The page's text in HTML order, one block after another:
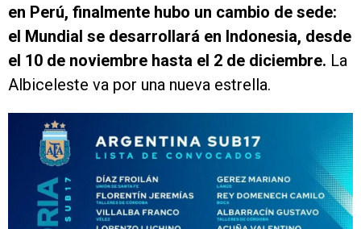
en Perú, finalmente hubo un cambio de sede:
el Mundial se desarrollará en Indonesia, desde
el 10 de noviembre hasta el 2 de diciembre. La
Albiceleste va por una nueva estrella.